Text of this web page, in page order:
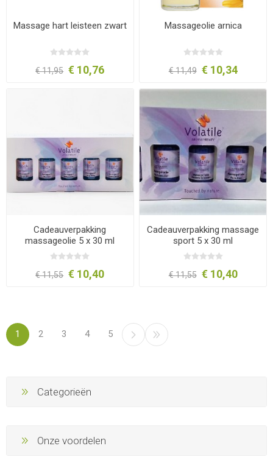
Massage hart leisteen zwart
€ 11,95 € 10,76
Massageolie arnica
€ 11,49 € 10,34
Cadeauverpakking
massageolie 5 x 30 ml
€ 11,55 € 10,40
Cadeauverpakking massage
sport 5 x 30 ml
€ 11,55 € 10,40
1 2 3 4 5
Categorieën
Onze voordelen